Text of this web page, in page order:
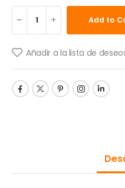
Add to
Añadir a la lista de